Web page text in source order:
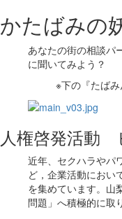
かたばみの
あなたの街の相談パ
に聞いてみよう？
※下の『たばみ
人権啓発活動
近年、セクハラやパ
ど，企業活動におい
を集めています。山
問題」へ積極的に取